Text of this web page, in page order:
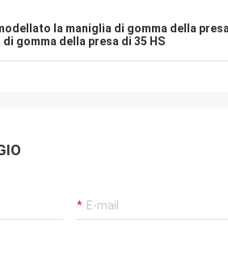
la maniglia di gomma della presa
di gomma della presa di 35 HS